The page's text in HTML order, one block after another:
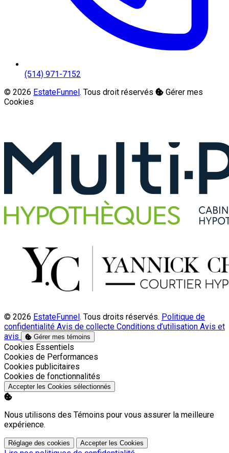
(514) 971-7152
© 2026 EstateFunnel . Tous droit réservés
Gérer mes
Cookies
© 2026 EstateFunnel . Tous droits réservés. Politique de
confidentialité Avis de collecte Conditions d’utilisation Avis et
avis
Gérer mes témoins
Activer
Cookies Essentiels
Activer
Cookies de Performances
Activer
Cookies publicitaires
Activer
Cookies de fonctionnalités
Accepter les Cookies sélectionnés
Nous utilisons des Témoins pour vous assurer la meilleure
expérience.
Réglage des cookies Accepter les Cookies